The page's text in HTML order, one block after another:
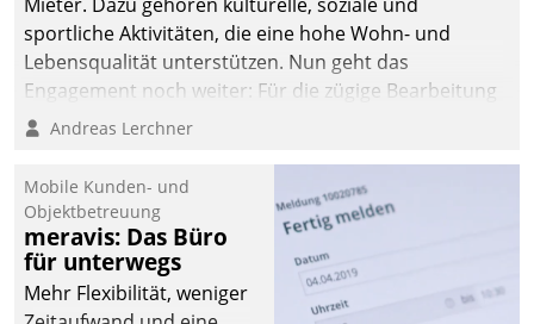
sportliche Aktivitäten, die eine hohe Wohn- und
Lebensqualität unterstützen. Nun geht das
Engagement noch weiter: Für die zügige Bearbeitung
von Beschwerden – oder Lob – richtet das
und Beschwerde-Management einen eigenen Kanal
ein.
Andreas Lerchner
Mobile Kunden- und
Objektbetreuung
meravis: Das Büro
für unterwegs
Mehr Flexibilität, weniger